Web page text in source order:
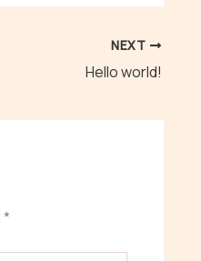
NEXT
Hello world!
*